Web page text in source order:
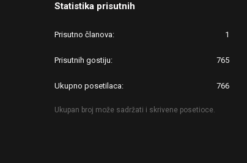
Statistika prisutnih
Prisutno članova 1
Prisutnih gostiju 765
Ukupno posetilaca 766
Ukupan broj može sadržati i skrivene posetioce.